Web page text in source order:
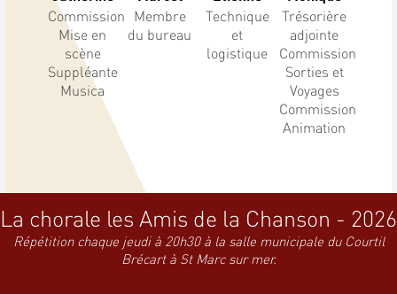
Commission
Mise en
scène
Suppléante
Musica
Membre
du bureau
Technique
et
logistique
Trésorière
adjointe
Commission
Sorties et
Voyages
Commission
Animation
La chorale les Amis de la Chanson - 2026
Répétition chaque jeudi à 20h30 à la salle municipale du Courtil
Brécart à St Marc sur mer.